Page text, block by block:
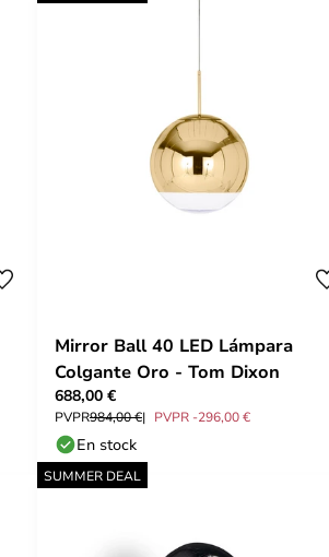
Mirror Ball 40 LED Lámpara
Colgante Oro - Tom Dixon
688,00 €
PVPR984,00 € PVPR -296,00 €
En stock
SUMMER DEAL